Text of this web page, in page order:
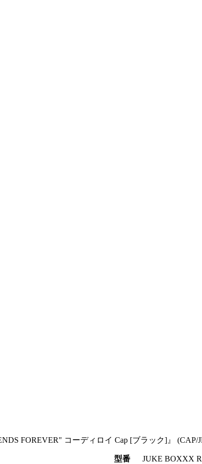
FOREVER" コーディロイ Cap [ブラック]』 (CAP/
型番
JUKE BOXXX